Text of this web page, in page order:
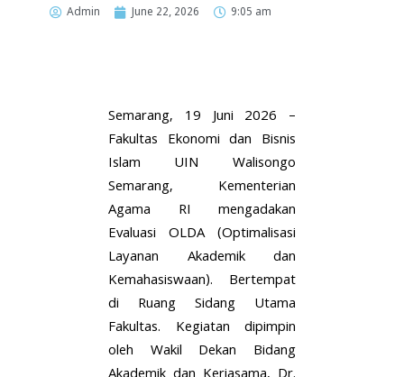
Admin June 22, 2026 9:05 am
Semarang, 19 Juni 2026 –
Fakultas Ekonomi dan Bisnis
Islam UIN Walisongo
Semarang, Kementerian
Agama RI mengadakan
Evaluasi OLDA (Optimalisasi
Layanan Akademik dan
Kemahasiswaan). Bertempat
di Ruang Sidang Utama
Fakultas. Kegiatan dipimpin
oleh Wakil Dekan Bidang